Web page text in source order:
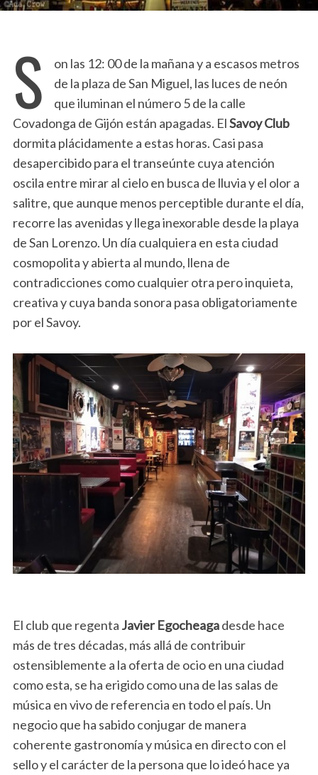
S
on las 12: 00 de la mañana y a escasos metros
de la plaza de San Miguel, las luces de neón
que iluminan el número 5 de la calle
Covadonga de Gijón están apagadas. ElSavoy Club
dormita plácidamente a estas horas. Casi pasa
desapercibido para el transeúnte cuya atención
oscila entre mirar al cielo en busca de lluvia y el olor a
salitre, que aunque menos perceptible durante el día,
recorre las avenidas y llega inexorable desde la playa
de San Lorenzo. Un día cualquiera en esta ciudad
cosmopolita y abierta al mundo, llena de
contradicciones como cualquier otra pero inquieta,
creativa y cuya banda sonora pasa obligatoriamente
por el Savoy.
El club que regenta Javier Egocheagadesde hace
más de tres décadas, más allá de contribuir
ostensiblemente a la oferta de ocio en una ciudad
como esta, se ha erigido como una de las salas de
música en vivo de referencia en todo el país. Un
negocio que ha sabido conjugar de manera
coherente gastronomía y música en directo con el
sello y el carácter de la persona que lo ideó hace ya